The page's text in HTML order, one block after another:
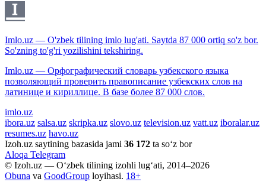
Imlo.uz — O'zbek tilining imlo lug'ati. Saytda 87 000 ortiq so'z bor.
So'zning to'g'ri yozilishini tekshiring.
Imlo.uz — Орфографический словарь узбекского языка
позволяющий проверить правописание узбекских слов на
латинице и кириллице. В базе более 87 000 слов.
imlo.uz
ibora.uz salsa.uz skripka.uz slovo.uz television.uz vatt.uz iboralar.uz
resumes.uz havo.uz
Izoh.uz saytining bazasida jami 36 172 ta so‘z bor
Aloqa Telegram
© Izoh.uz — O‘zbek tilining izohli lug‘ati, 2014–2026
Obuna va GoodGroup loyihasi. 18+